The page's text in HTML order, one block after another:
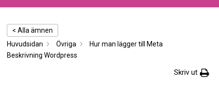
< Alla ämnen
Huvudsidan
Övriga
Hur man lägger till Meta
Beskrivning Wordpress
Skriv ut